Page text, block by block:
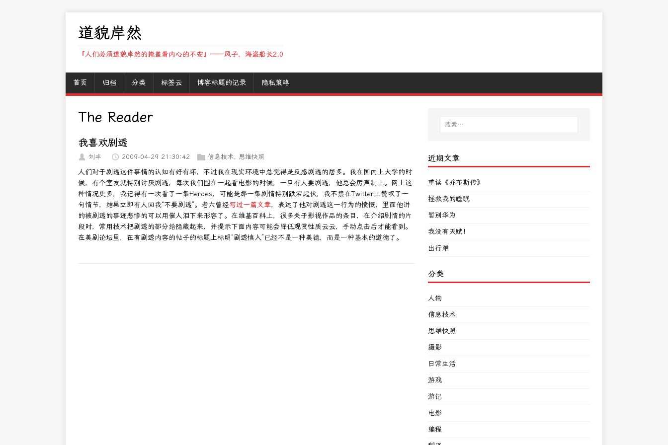
道貌岸然
『人们必须道貌岸然的掩盖着内心的不安』——风子，海盗船长2.0
首页 归档 分类 标签云 博客标题的记录 隐私策略
The Reader
我喜欢剧透
刘丰 2009-04-29 21:30:42 信息技术, 思维快照
人们对于剧透这件事情的认知有好有坏，不过我在现实环境中总觉得是反感剧透的居多。我在国内上大学的时
候，有个室友就特别讨厌剧透，每次我们围在一起看电影的时候，一旦有人要剧透，他总会厉声制止。网上这
种情况更多，我记得有一次看了一集Heroes，可能是那一集剧情特别跌宕起伏，我不禁在Twitter上赞叹了一
句情节，结果立即有人回我“不要剧透”。老六曾经写过一篇文章，表达了他对剧透这一行为的愤慨，里面他讲
的被剧透的事迹悲惨的可以用催人泪下来形容了。在维基百科上，很多关于影视作品的条目，在介绍剧情的片
段时，常用技术把剧透的部分给隐藏起来，并提示下面内容可能会降低观赏性质云云，手动点击后才能看到。
在美剧论坛里，在有剧透内容的帖子的标题上标明“剧透慎入”已经不是一种美德，而是一种基本的道德了。
近期文章
重读《乔布斯传》
拯救我的睡眠
暂别华为
我没有天赋！
出行难
分类
人物
信息技术
思维快照
摄影
日常生活
游戏
游记
电影
编程